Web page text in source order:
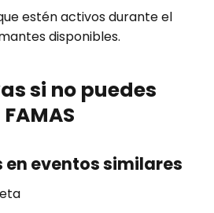
estén activos durante el
disponibles.
si no puedes
eventos similares